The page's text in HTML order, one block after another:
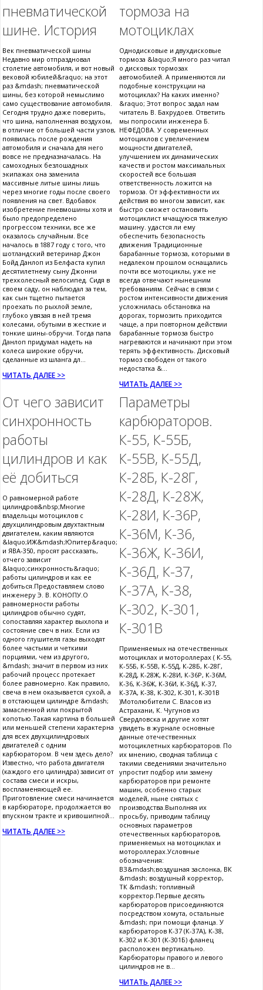
пневматической
шине. История
Век пневматической шины
Недавно мир отпраздновал
столетие автомобиля, и вот новый
вековой юбилей&raquo; на этот
раз &mdash; пневматической
шины, без которой немыслимо
само существование автомобиля.
Сегодня трудно даже поверить,
что шина, наполненная воздухом,
в отличие от большей части узлов,
появилась после рождения
автомобиля и сначала для него
вовсе не предназначалась. На
самоходных безлошадных
экипажах она заменила
массивные литые шины лишь
через многие годы после своего
появления на свет. Вдобавок
изобретение пневмошины хотя и
было предопределено
прогрессом техники, все же
оказалось случайным. Все
началось в 1887 году с того, что
шотландский ветеринар Джон
Бойд Данлоп из Белфаста купил
десятилетнему сыну Джонни
трехколесный велосипед. Сидя в
своем саду, он наблюдал за тем,
как сын тщетно пытается
проехать по рыхлой земле,
глубоко увязая в ней тремя
колесами, обутыми в жесткие и
тонкие шины-обручи. Тогда папа
Данлоп придумал надеть на
колеса широкие обручи,
сделанные из шланга дл...
ЧИТАТЬ ДАЛЕЕ >>
тормоза на
мотоциклах
Однодисковые и двухдисковые
тормоза &laquo;Я много раз читал
о дисковых тормозах
автомобилей. А применяются ли
подобные конструкции на
мотоциклах? На каких именно?
&raquo; Этот вопрос задал нам
читатель В. Бахрудоев. Ответить
мы попросили инженера Б.
НЕФЕДОВА. У современных
мотоциклов с увеличением
мощности двигателей,
улучшением их динамических
качеств и ростом максимальных
скоростей все большая
ответственность ложится на
тормоза. От эффективности их
действия во многом зависит, как
быстро сможет остановить
мотоциклист мчащуюся тяжелую
машину. удастся ли ему
обеспечить безопасность
движения Традиционные
барабанные тормоза, которыми в
недалеком прошлом оснащались
почти все мотоциклы, уже не
всегда отвечают нынешним
требованиям. Сейчас в связи с
ростом интенсивности движения
усложнилась обстановка на
дорогах, тормозить приходится
чаще, а при повторном действии
барабанные тормоза быстро
нагреваются и начинают при этом
терять эффективность. Дисковый
тормоз свободен от такого
недостатка &...
ЧИТАТЬ ДАЛЕЕ >>
От чего зависит
синхронность
работы
цилиндров и как
её добиться
О равномерной работе
цилиндров&nbsp;Многие
владельцы мотоциклов с
двухцилиндровым двухтактным
двигателем, каким являются
&laquo;ИЖ&mdash;Юпитер&raquo;
и ЯВА-350, просят рассказать,
отчего зависит
&laquo;синхронность&raquo;
работы цилиндров и как ее
добиться.Предоставляем слово
инженеру Э. В. КОНОПУ.О
равномерности работы
цилиндров обычно судят,
сопоставляя характер выхлопа и
состояние свеч в них. Если из
одного глушителя газы выходят
более частыми и четкими
порциями, чем из другого,
&mdash; значит в первом из них
рабочий процесс протекает
более равномерно. Как правило,
свеча в нем оказывается сухой, а
в отстающем цилиндре &mdash;
замасленной или покрытой
копотью.Такая картина в большей
или меньшей степени характерна
для всех двухцилиндровых
двигателей с одним
карбюратором. В чем здесь дело?
Известно, что работа двигателя
(каждого его цилиндра) зависит от
состава смеси и искры,
воспламеняющей ее.
Приготовление смеси начинается
в карбюраторе, продолжается во
впускном тракте и кривошипной...
ЧИТАТЬ ДАЛЕЕ >>
Параметры
карбюраторов.
К-55, К-55Б,
К-55В, К-55Д,
К-28Б, К-28Г,
К-28Д, К-28Ж,
К-28И, К-36Р,
К-36М, К-36,
К-36Ж, К-36И,
К-36Д, К-37,
К-37А, К-38,
К-302, К-301,
К-301В
Применяемых на отечественных
мотоциклах и мотороллерах ( К-55,
К-55Б, К-55В, К-55Д, К-28Б, К-28Г,
К-28Д, К-28Ж, К-28И, К-36Р, К-36М,
К-36, К-36Ж, К-36И, К-36Д, К-37,
К-37А, К-38, К-302, К-301, К-301В
)Мотолюбители С. Власов из
Астрахани, К. Чугунов из
Свердловска и другие хотят
увидеть в журнале основные
данные отечественных
мотоциклетных карбюраторов. По
их мнению, сводная таблица с
такими сведениями значительно
упростит подбор или замену
карбюраторов при ремонте
машин, особенно старых
моделей, ныне снятых с
производства.Выполняя их
просьбу, приводим таблицу
основных параметров
отечественных карбюраторов,
применяемых на мотоциклах и
мотороллерах.Условные
обозначения:
ВЗ&mdash;воздушная заслонка, ВК
&mdash; воздушный корректор,
ТК &mdash; топливный
корректор.Первые десять
карбюраторов присоединяются
посредством хомута, остальные
&mdash; при помощи фланца. У
карбюраторов К-37 (К-37А), К-38,
К-302 и К-301 (К-301Б) фланец
расположен вертикально.
Карбюраторы правого и левого
цилиндров не в...
ЧИТАТЬ ДАЛЕЕ >>